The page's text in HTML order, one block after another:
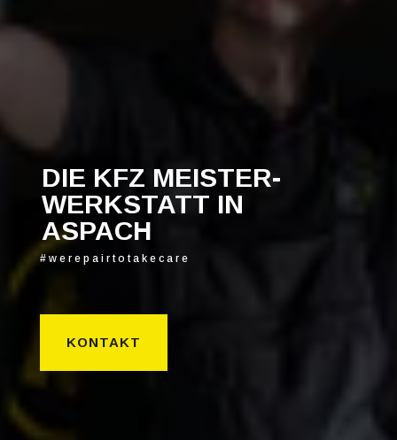
DIE KFZ MEISTER-
WERKSTATT IN
ASPACH
#werepairtotakecare
KONTAKT